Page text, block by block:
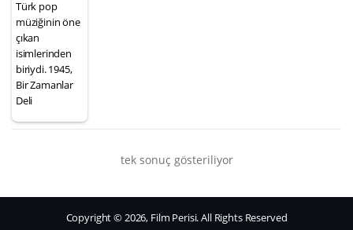
Türk pop
müziğinin öne
çıkan
isimlerinden
biriydi. 1945,
Bir Zamanlar
Deli
tek sonuç gösteriliyor
Copyright © 2026, Film Perisi. All Rights Reserved